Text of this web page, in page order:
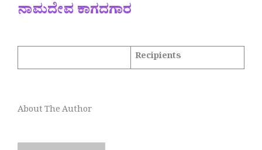
ನಾಮದೇವ ಕಾಗದಗಾರ
Recipients
About The Author